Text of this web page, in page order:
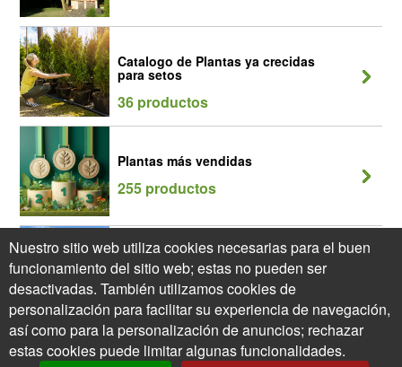
Catalogo de Plantas ya crecidas
para setos
36 productos
Plantas más vendidas
255 productos
Syringa Lila
4 productos
Nuestro sitio web utiliza cookies necesarias para el buen
funcionamiento del sitio web; estas no pueden ser
desactivadas. También utilizamos cookies de
personalización para facilitar su experiencia de navegación,
así como para la personalización de anuncios; rechazar
estas cookies puede limitar algunas funcionalidades.